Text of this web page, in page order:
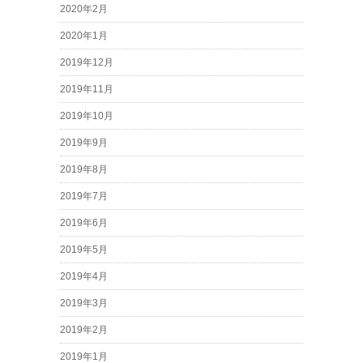
2020年2月
2020年1月
2019年12月
2019年11月
2019年10月
2019年9月
2019年8月
2019年7月
2019年6月
2019年5月
2019年4月
2019年3月
2019年2月
2019年1月